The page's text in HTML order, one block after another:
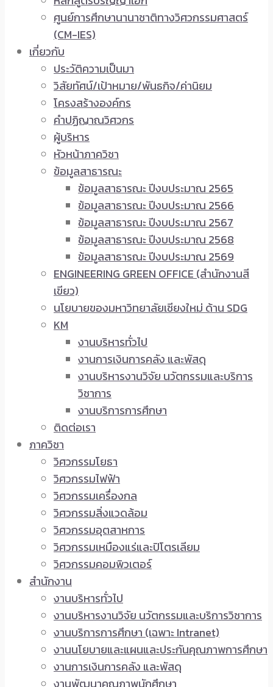
ศูนย์การศึกษานานาชาติทางวิศวกรรมศาสตร์
(CM-IES)
เกี่ยวกับ
ประวัติความเป็นมา
วิสัยทัศน์/เป้าหมาย/พันธกิจ/ค่านิยม
โครงสร้างองค์กร
คำปฏิญาณวิศวกร
ผู้บริหาร
หัวหน้าภาควิชา
ข้อมูลสาธารณะ
ข้อมูลสาธารณะ ปีงบประมาณ 2565
ข้อมูลสาธารณะ ปีงบประมาณ 2566
ข้อมูลสาธารณะ ปีงบประมาณ 2567
ข้อมูลสาธารณะ ปีงบประมาณ 2568
ข้อมูลสาธารณะ ปีงบประมาณ 2569
ENGINEERING GREEN OFFICE (สำนักงานสี
เขียว)
นโยบายของมหาวิทยาลัยเชียงใหม่ ด้าน SDG
KM
งานบริหารทั่วไป
งานการเงินการคลัง และพัสดุ
งานบริหารงานวิจัย นวัตกรรมและบริการ
วิชาการ
งานบริการการศึกษา
ติดต่อเรา
ภาควิชา
วิศวกรรมโยธา
วิศวกรรมไฟฟ้า
วิศวกรรมเครื่องกล
วิศวกรรมสิ่งแวดล้อม
วิศวกรรมอุตสาหการ
วิศวกรรมเหมืองแร่และปิโตรเลียม
วิศวกรรมคอมพิวเตอร์
สำนักงาน
งานบริหารทั่วไป
งานบริหารงานวิจัย นวัตกรรมและบริการวิชาการ
งานบริการการศึกษา (เฉพาะ Intranet)
งานนโยบายและแผนและประกันคุณภาพการศึกษา
งานการเงินการคลัง และพัสดุ
งานพัฒนาคุณภาพนักศึกษา